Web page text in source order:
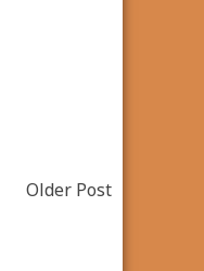
Older Post